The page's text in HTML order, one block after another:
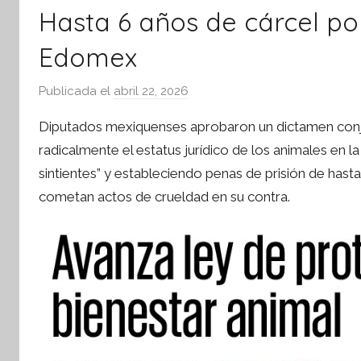
Hasta 6 años de cárcel
Edomex
Publicada el abril 22, 2026
r
S
í
n
e
i
s
I
n
Diputados mexiquenses aprobaron un dictamen
radicalmente el estatus jurídico de los animales en
sintientes” y estableciendo penas de prisión de
cometan actos de crueldad en su contra.